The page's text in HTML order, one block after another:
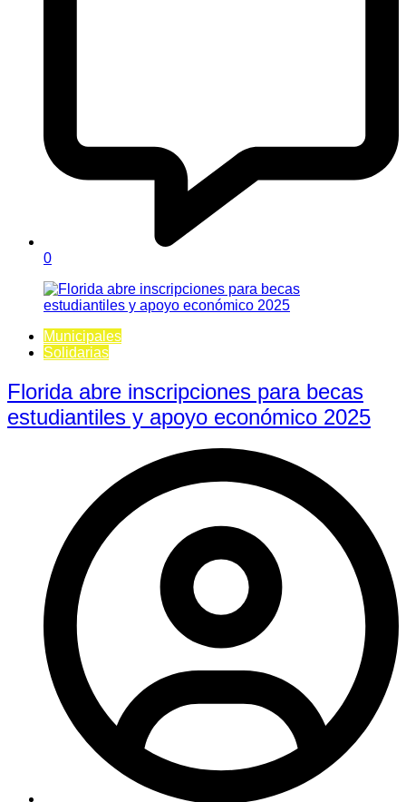
0
Municipales
Solidarias
Florida abre inscripciones para becas
estudiantiles y apoyo económico 2025